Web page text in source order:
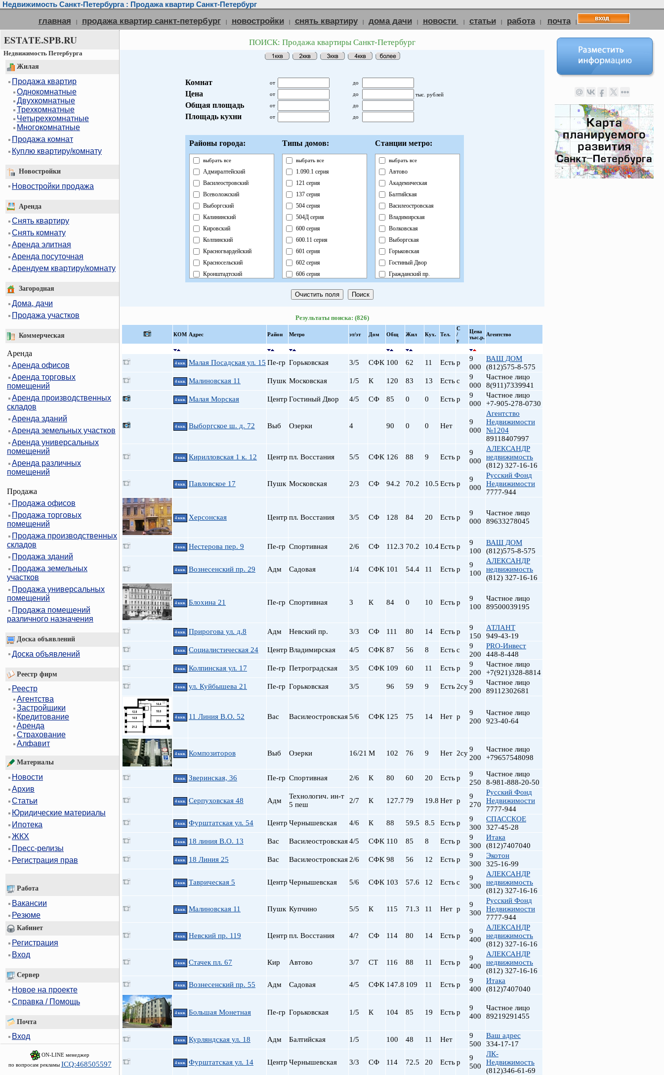
Недвижимость Санкт-Петербурга : Продажа квартир Санкт-Петербург
главная | продажа квартир санкт-петербург | новостройки | снять квартиру | дома дачи | новости | статьи | работа | почта |
ESTATE.SPB.RU
Недвижимость Петербурга
Жилая
Продажа квартир
Однокомнатные
Двухкомнатные
Трехкомнатные
Четырехкомнатные
Многокомнатные
Продажа комнат
Куплю квартиру/комнату
Новостройки
Новостройки продажа
Аренда
Снять квартиру
Снять комнату
Аренда элитная
Аренда посуточная
Арендуем квартиру/комнату
Загородная
Дома, дачи
Продажа участков
Коммерческая
Аренда
Аренда офисов
Аренда торговых
помещений
Аренда производственных
складов
Аренда зданий
Аренда земельных участков
Аренда универсальных
помещений
Аренда различных
помещений
Продажа
Продажа офисов
Продажа торговых
помещений
Продажа производственных
складов
Продажа зданий
Продажа земельных
участков
Продажа универсальных
помещений
Продажа помещений
различного назначения
Доска объявлений
Доска объявлений
Реестр фирм
Реестр
Агентства
Застройщики
Кредитование
Аренда
Страхование
Алфавит
Материалы
Новости
Архив
Статьи
Юридические материалы
Ипотека
ЖКХ
Пресс-релизы
Регистрация прав
Работа
Вакансии
Резюме
Кабинет
Регистрация
Вход
Сервер
Новое на проекте
Справка / Помощь
Почта
Вход
ON-LINE менеджер
по вопросам рекламы ICQ:468505597
ПОИСК: Продажа квартиры Санкт-Петербург
Комнат от до
Цена от до тыс. рублей
Общая площадь от до
Площадь кухни от до
Районы города:
выбрать все
Адмиралтейский
Василеостровский
Всеволожский
Выборгский
Калининский
Кировский
Колпинский
Красногвардейский
Красносельский
Кронштадтский
Петроградский
Приморский
Центральный
Типы домов:
выбрать все
1.090.1 серия
121 серия
137 серия
504 серия
504Д серия
600 серия
600.11 серия
601 серия
602 серия
606 серия
Брежневка
Индивидуальный
Кирпичный
Коттедж
Новый Блочный
Старый фонд (СФ)
Станции метро:
выбрать все
Автово
Академическая
Балтийская
Василеостровская
Владимирская
Волковская
Выборгская
Горьковская
Гостиный Двор
Гражданский пр.
Звенигородская
Кировский завод
Крестовский о-в
Ленинский пр.
Лиговский пр.
Московская
Парк Победы
Петроградская
пл. Восстания
пр. Большевиков
пр. Просвещения
Приморская
Рыбацкое
Спортивная
Технологический ин-т
ул. Дыбенко
Черная речка
Чкаловская
Результаты поиска: (826)
КOМ Адрес Район Метро эт/эт Дом Общ Жил Кух. Тел.
С
/
у
Цена
тыс.р. Агентство
4 ккв. Малая Посадская ул. 15 Пе-гр Горьковская 3/5 СФК 100 62 11 Естьр
9
000
ВАШ ДОМ
(812)575-8-575
4 ккв. Малиновская 11 Пушк Московская 1/5 К 120 83 13 Естьс
9
000
Частное лицо
8(911)7339941
4 ккв. Малая Морская Центр Гостиный Двор 4/5 СФ 85 0 0 Естьр
9
000
Частное лицо
+7-905-278-0730
4 ккв. Выборгское ш. д. 72 Выб Озерки 4 90 0 0 Нет
9
000
Агентство
Недвижимости
№1204
89118407997
4 ккв. Кирилловская 1 к. 12 Центр пл. Восстания 5/5 СФК 126 88 9 Естьр
9
000
АЛЕКСАНДР
недвижимость
(812) 327-16-16
4 ккв. Павловское 17 Пушк Московская 2/3 СФ 94.2 70.2 10.5 Естьр
9
000
Русский Фонд
Недвижимости
7777-944
4 ккв. Херсонская Центр пл. Восстания 3/5 СФ 128 84 20 Естьр
9
000
Частное лицо
89633278045
4 ккв. Нестерова пер. 9 Пе-гр Спортивная 2/6 СФ 112.3 70.2 10.4Естьр
9
100
ВАШ ДОМ
(812)575-8-575
4 ккв. Вознесенский пр. 29 Адм Садовая 1/4 СФК 101 54.4 11 Естьр
9
100
АЛЕКСАНДР
недвижимость
(812) 327-16-16
4 ккв. Блохина 21 Пе-гр Спортивная 3 К 84 0 10 Естьр
9
100
Частное лицо
89500039195
4 ккв. Прирогова ул. д.8 Адм Невский пр. 3/3 СФ 111 80 14 Естьр
9
150
АТЛАНТ
949-43-19
4 ккв. Социалистическая 24 Центр Владимирская 4/5 СФК 87 56 8 Естьс
9
200
PRO-Инвест
448-8-448
4 ккв. Колпинская ул. 17 Пе-гр Петроградская 3/5 СФК 109 60 11 Естьр
9
200
Частное лицо
+7(921)328-8814
4 ккв. ул. Куйбышева 21 Пе-гр Горьковская 3/5 96 59 9 Есть 2су9
200
Частное лицо
89112302681
4 ккв. 11 Линия В.О. 52 Вас Василеостровская5/6 СФК 125 75 14 Нет р
9
200
Частное лицо
923-40-64
4 ккв. Композиторов Выб Озерки 16/21 М 102 76 9 Нет 2су9
200
Частное лицо
+79657548098
4 ккв. Зверинская, 36 Пе-гр Спортивная 2/6 К 80 60 20 Естьр
9
250
Частное лицо
8-981-888-20-50
4 ккв. Серпуховская 48 Адм
Технологич. ин-т
5 пеш
2/7 К 127.7 79 19.8 Нет р
9
270
Русский Фонд
Недвижимости
7777-944
4 ккв. Фурштатская ул. 54 Центр Чернышевская 4/6 К 88 59.5 8.5 Естьр
9
300
СПАССКОЕ
327-45-28
4 ккв. 18 линия В.О. 13 Вас Василеостровская4/5 СФК 110 85 8 Естьр
9
300
Итака
(812)7407040
4 ккв. 18 Линия 25 Вас Василеостровская 2/6 СФК 98 56 12 Естьр
9
300
Экотон
325-16-99
4 ккв. Таврическая 5 Центр Чернышевская 5/6 СФК 103 57.6 12 Естьс
9
300
АЛЕКСАНДР
недвижимость
(812) 327-16-16
4 ккв. Малиновская 11 Пушк Купчино 5/5 К 115 71.3 11 Нет р
9
300
Русский Фонд
Недвижимости
7777-944
4 ккв. Невский пр. 119 Центр пл. Восстания 4/? СФ 114 80 14 Естьр
9
400
АЛЕКСАНДР
недвижимость
(812) 327-16-16
4 ккв. Стачек пл. 67 Кир Автово 3/7 СТ 116 88 11 Естьр
9
400
АЛЕКСАНДР
недвижимость
(812) 327-16-16
4 ккв. Вознесенский пр. 55 Адм Садовая 4/5 СФК 147.8 109 11 Естьр
9
400
Итака
(812)7407040
4 ккв. Большая Монетная Пе-гр Горьковская 1/5 К 104 85 19 Естьр
9
400
Частное лицо
89219291455
4 ккв. Курляндская ул. 18 Адм Балтийская 1/5 100 48 11 Нет
9
500
Ваш адрес
334-17-17
4 ккв. Фурштатская ул. 14 Центр Чернышевская 3/3 СФ 114 72.5 20 Естьр
9
500
ЛК-
Недвижимость
(812)346-61-69